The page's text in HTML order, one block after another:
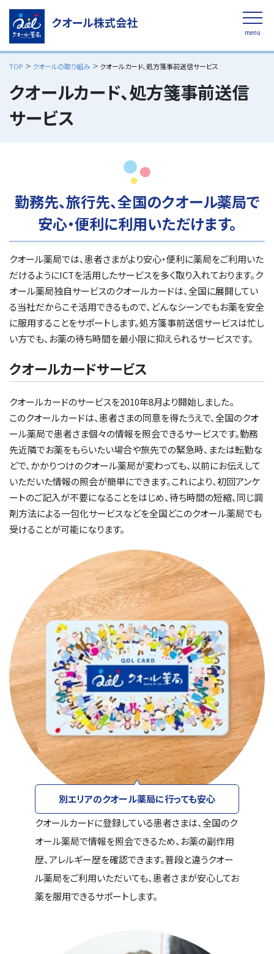
クオール株式会社
menu
採用情報/ クオール薬局サイト
クオール薬局公式オンラインストア
スマホで写真をおくるだけ
クオール薬局のサービス 開く
「安心」かかりつけ薬剤師制度・在宅医療
「便利」街ナカ、駅ナカ、駅チカ薬局
「快適」クオールのやさしい設備
クオールの取り組み
クオールの取り組みトップへ
クオールみんなの保健室
健康サポート薬局
医療機関との連携
CSR活動
地域社会貢献
健康経営
保険薬局を知ろう 開く
保険薬局を知ろうトップへ
かかりつけ薬剤師
薬局での待ち時間のおはなし
調剤過誤対策
医療安全対策への取り組み
薬局を活用しよう
オプトアウト
採用情報 開く
採用情報トップへ
新卒採用（薬剤師）
新卒採用（医療事務）
新卒採用（本社総合職）
新卒採用（販売職）
キャリア採用（薬剤師）
キャリア採用（医療事務）
リファラル採用（社員紹介）
障がい者採用
クオールホールディングス
採用情報
会社情報 お問い合わせ よくあるご質問
TOP クオールの取り組み クオールカード、処方箋事前送信サービス
クオールカード、処方箋事前送信
サービス
勤務先、旅行先、全国のクオール薬局で
安心・便利に利用いただけます。
クオール薬局では、患者さまがより安心・便利に薬局をご利用いた
だけるようにICTを活用したサービスを多く取り入れております。ク
オール薬局独自サービスのクオールカードは、全国に展開してい
る当社だからこそ活用できるもので、どんなシーンでもお薬を安全
に服用することをサポートします。処方箋事前送信サービスは忙し
い方でも、お薬の待ち時間を最小限に抑えられるサービスです。
クオールカードサービス
クオールカードのサービスを2010年8月より開始しました。
このクオールカードは、患者さまの同意を得たうえで、全国のクオ
ール薬局で患者さま個々の情報を照会できるサービスです。勤務
先近隣でお薬をもらいたい場合や旅先での緊急時、または転勤な
どで、かかりつけのクオール薬局が変わっても、以前にお伝えして
いただいた情報の照会が簡単にできます。これにより、初回アンケ
ートのご記入が不要になることをはじめ、待ち時間の短縮、同じ調
剤方法による一包化サービスなどを全国どこのクオール薬局でも
受けることが可能になります。
別エリアのクオール薬局に行っても安心
クオールカードに登録している患者さまは、全国のク
オール薬局で情報を照会できるため、お薬の副作用
歴、アレルギー歴を確認できます。普段と違うクオー
ル薬局をご利用いただいても、患者さまが安心してお
薬を服用できるサポートします。